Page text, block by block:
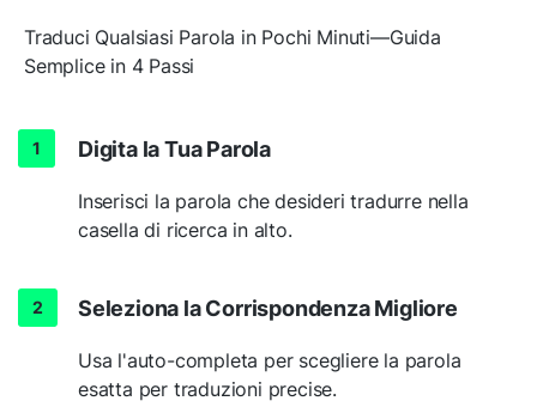
Traduci Qualsiasi Parola in Pochi Minuti—Guida
Semplice in 4 Passi
Digita la Tua Parola
Inserisci la parola che desideri tradurre nella
casella di ricerca in alto.
Seleziona la Corrispondenza Migliore
Usa l'auto-completa per scegliere la parola
esatta per traduzioni precise.